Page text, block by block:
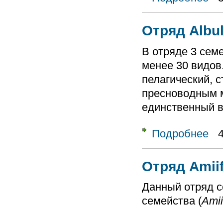
Отряд
В отряде 3
менее 30
пелагический,
пресноводным
единственный
Подробнеео
Отряд
Данный отряд
семейства (